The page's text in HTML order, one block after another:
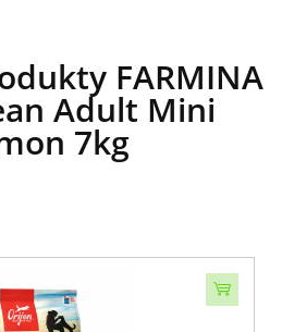
FARMINA
Adult Mini
7kg